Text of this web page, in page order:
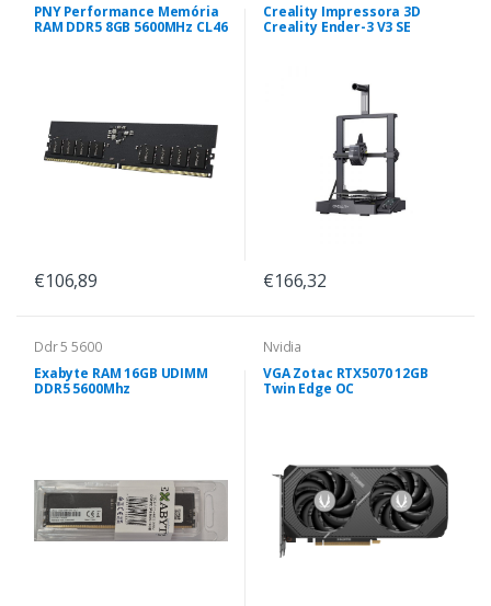
PNY Performance Memória
RAM DDR5 8GB 5600MHz CL46
€106,89
Creality Impressora 3D
Creality Ender-3 V3 SE
€166,32
Ddr 5 5600
Exabyte RAM 16GB UDIMM
DDR5 5600Mhz
Nvidia
VGA Zotac RTX5070 12GB
Twin Edge OC